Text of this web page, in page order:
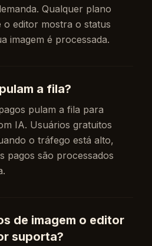
Qualquer plano
o editor mostra o status
imagem é processada.
a fila?
pulam a fila para
IA. Usuários gratuitos
o tráfego está alto,
pagos são processados
de imagem o editor
suporta?